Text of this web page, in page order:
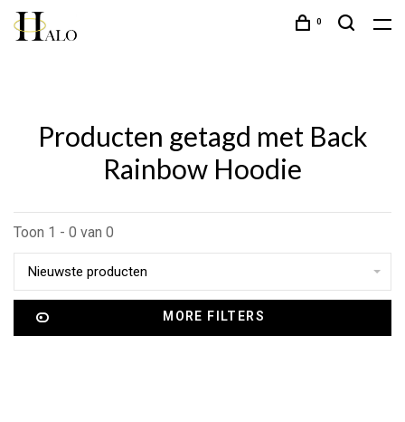
0
Producten getagd met Back
Rainbow Hoodie
Toon 1 - 0 van 0
Nieuwste producten
MORE FILTERS